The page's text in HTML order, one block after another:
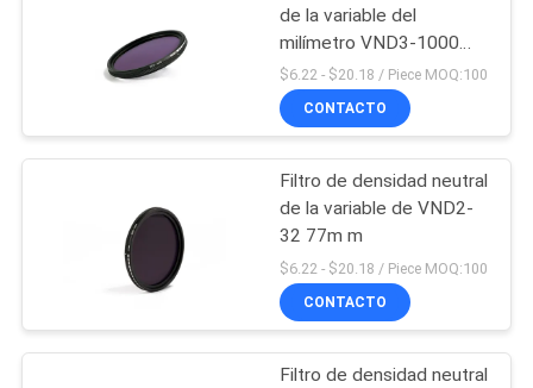
UNA
DEL
SITIO
de la variable del
milímetro VND3-1000
72m m
$6.22 - $20.18 / Piece MOQ:100
CONTACTO
Filtro de densidad neutral
de la variable de VND2-
32 77m m
$6.22 - $20.18 / Piece MOQ:100
CONTACTO
Filtro de densidad neutral